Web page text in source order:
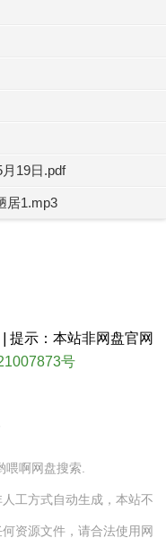
19日.pdf
居1.mp3
提示：本站非网盘官网
号
啊网盘搜索.
工方式自动生成，本站不
资源文件，请合法使用网